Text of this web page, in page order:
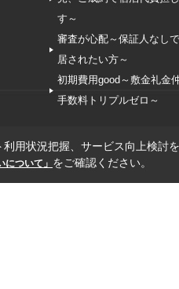
す～
審査が心配～保証人なし
居されたい方～
初期費用good～敷金礼金
手数料トリプルゼロ～
用状況把握、サービス向上検討
について」 をご確認ください。